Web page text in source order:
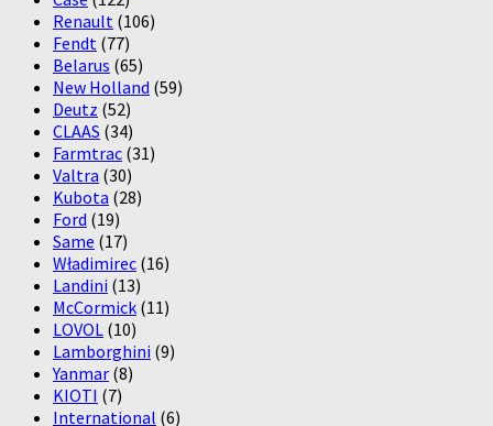
Renault (106)
Fendt (77)
Belarus (65)
New Holland (59)
Deutz (52)
CLAAS (34)
Farmtrac (31)
Valtra (30)
Kubota (28)
Ford (19)
Same (17)
Władimirec (16)
Landini (13)
McCormick (11)
LOVOL (10)
Lamborghini (9)
Yanmar (8)
KIOTI (7)
International (6)